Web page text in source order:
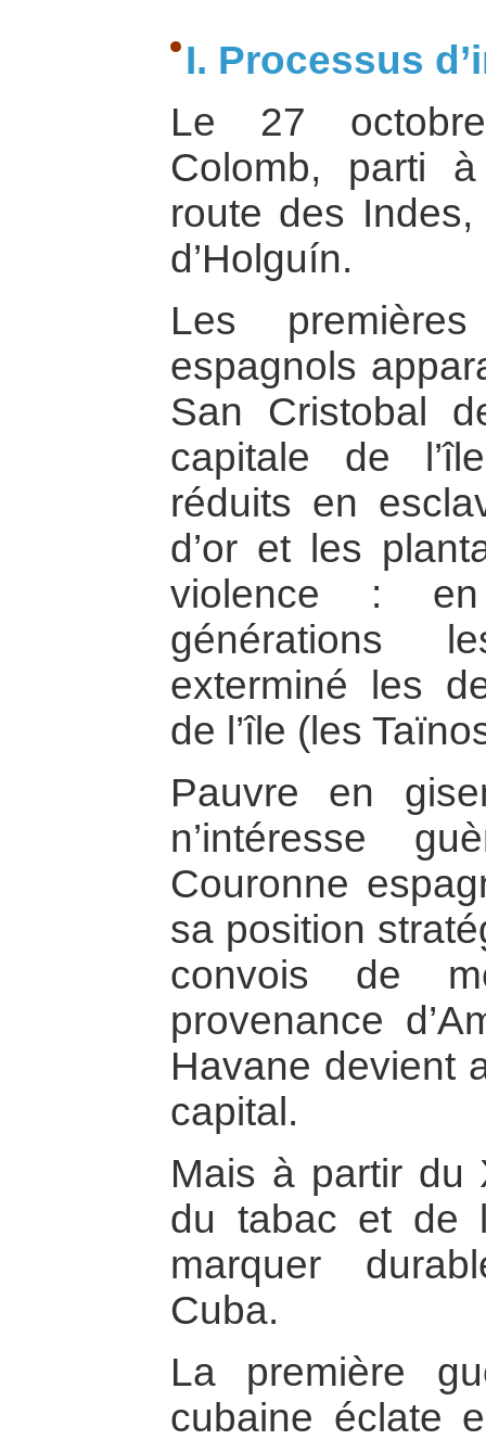
I. Processus
Le 27
Colomb, parti
route des
d’Holguín.
Les
espagnols
San Cristobal
capitale de
réduits en
d’or et les
violence :
générations
exterminé les
de l’île (les
Pauvre en
n’intéresse
Couronne
sa position
convois de
provenance
Havane devient
capital.
Mais à partir du
du tabac et de
marquer
Cuba.
La première
cubaine éclate